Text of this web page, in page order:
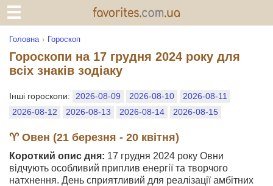
Головна Гороскоп
Гороскопи на 17 грудня 2024 року для
всіх знаків зодіаку
Інші гороскопи: 2026-08-09 2026-08-10
2026-08-11
2026-08-12
2026-08-13 2026-08-14 2026-08-15
♈ Овен (21 березня - 20 квітня)
Короткий опис дня: 17 грудня 2024 року Овни
відчують особливий приплив енергії та творчого
натхнення. День сприятливий для реалізації амбітних